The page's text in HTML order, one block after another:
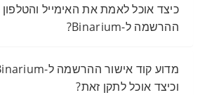
כיצד אוכל לאמת את האימייל
ההרשמה ל-Binarium?
וכיצד אוכל לתקן זאת?